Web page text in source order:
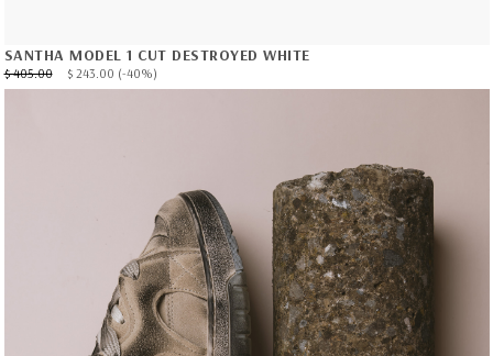
SANTHA MODEL 1 CUT DESTROYED WHITE
$ 405.00 $ 243.00 (-40%)